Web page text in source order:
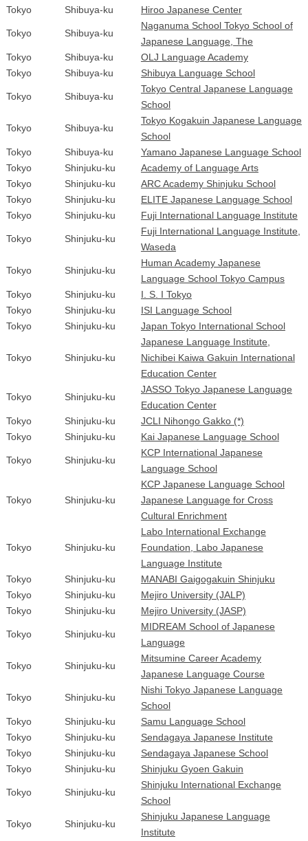
Tokyo
Shibuya-ku Hiroo Japanese Center
Tokyo Shibuya-ku
Naganuma School Tokyo School of
Japanese Language, The
Tokyo
Shibuya-ku
OLJ Language Academy
Tokyo
Shibuya-ku Shibuya Language School
Tokyo Shibuya-ku
Tokyo Central Japanese Language
School
Tokyo Shibuya-ku
Tokyo Kogakuin Japanese Language
School
Tokyo
Shibuya-ku
Yamano Japanese Language School
Tokyo
Shinjuku-ku
Academy of Language Arts
Tokyo
Shinjuku-ku
ARC Academy Shinjuku School
Tokyo
Shinjuku-ku
ELITE Japanese Language School
Tokyo
Shinjuku-ku Fuji International Language Institute
Tokyo Shinjuku-ku
Fuji International Language Institute,
Waseda
Tokyo Shinjuku-ku
Human Academy Japanese
Language School Tokyo Campus
Tokyo
Shinjuku-ku
I. S. I Tokyo
Tokyo
Shinjuku-ku
ISI Language School
Tokyo
Shinjuku-ku Japan Tokyo International School
Tokyo Shinjuku-ku
Japanese Language Institute,
Nichibei Kaiwa Gakuin International
Education Center
Tokyo Shinjuku-ku
JASSO Tokyo Japanese Language
Education Center
Tokyo
Shinjuku-ku
JCLI Nihongo Gakko (*)
Tokyo
Shinjuku-ku Kai Japanese Language School
Tokyo Shinjuku-ku
KCP International Japanese
Language School
Tokyo Shinjuku-ku
KCP Japanese Language School
Japanese Language for Cross
Cultural Enrichment
Tokyo Shinjuku-ku
Labo International Exchange
Foundation, Labo Japanese
Language Institute
Tokyo
Shinjuku-ku
MANABI Gaigogakuin Shinjuku
Tokyo
Shinjuku-ku
Mejiro University (JALP)
Tokyo
Shinjuku-ku Mejiro University (JASP)
Tokyo Shinjuku-ku
MIDREAM School of Japanese
Language
Tokyo Shinjuku-ku
Mitsumine Career Academy
Japanese Language Course
Tokyo Shinjuku-ku
Nishi Tokyo Japanese Language
School
Tokyo
Shinjuku-ku
Samu Language School
Tokyo
Shinjuku-ku
Sendagaya Japanese Institute
Tokyo
Shinjuku-ku
Sendagaya Japanese School
Tokyo
Shinjuku-ku Shinjuku Gyoen Gakuin
Tokyo Shinjuku-ku
Shinjuku International Exchange
School
Tokyo Shinjuku-ku
Shinjuku Japanese Language
Institute